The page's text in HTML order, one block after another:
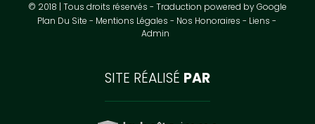
© 2018 | Tous droits réservés - Traduction powered by Google
Plan Du Site
Mentions Légales Nos Honoraires
Liens
Admin
SITE RÉALISÉ PAR